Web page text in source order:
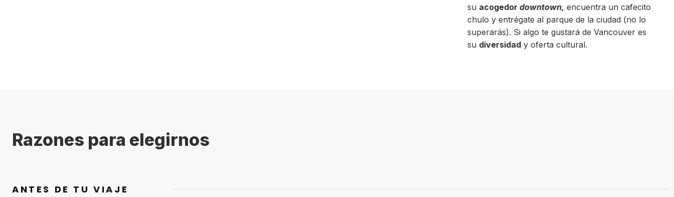
su acogedor downtown, encuentra un cafecito
chulo y entrégate al parque de la ciudad (no lo
superarás). Si algo te gustará de Vancouver es
su diversidady oferta cultural.
Razones para elegirnos
ANTES DE TU VIAJE